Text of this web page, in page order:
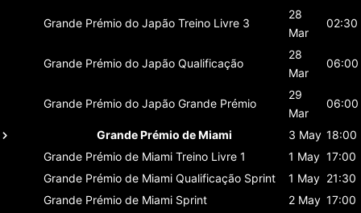
Grande Prémio do Japão Treino Livre 3
28
Mar
02:30
Grande Prémio do Japão Qualificação
28
Mar
06:00
Grande Prémio do Japão Grande Prémio
29
Mar
06:00
Grande Prémio de Miami 3 May 18:00
Grande Prémio de Miami Treino Livre 1 1 May 17:00
Grande Prémio de Miami Qualificação Sprint 1 May 21:30
Grande Prémio de Miami Sprint 2 May 17:00